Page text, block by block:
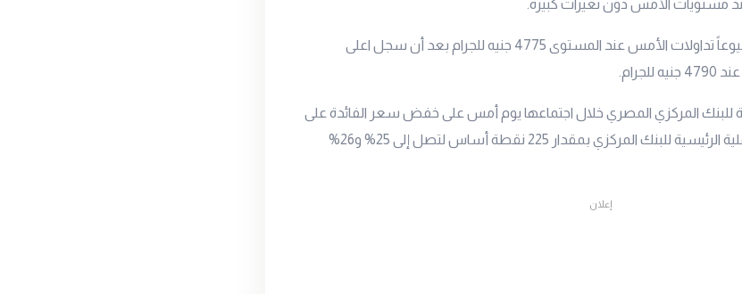
مستويات الأمس دون تغيرات كبيرة.
الأكثر شيوعاً تداولات الأمس عند المستوى 4775 جنيه للجرام بعد أن سجل اعلى
للبنك المركزي المصري خلال اجتماعها يوم أمس على خفض سعر الفائدة على
الإيداع والاقراض وسعر العملية الرئيسية للبنك المركزي بمقدار 225 نقطة أساس لتصل إلى 25% و26%
إعلان